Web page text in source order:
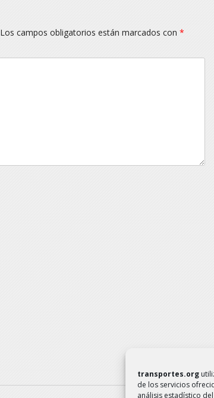
transportes.org
de los servicios
análisis estadístico
Los campos obligatorios están marcados con *